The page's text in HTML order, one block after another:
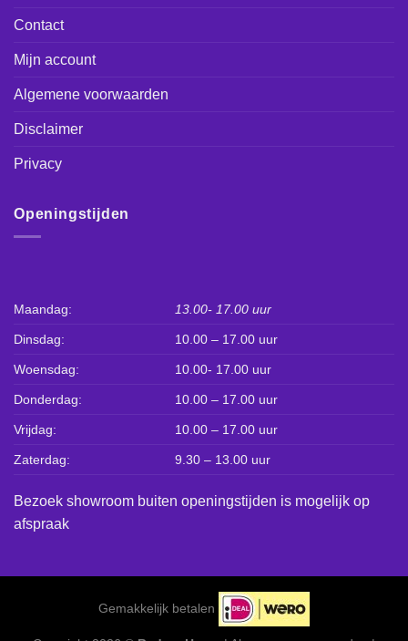
Contact
Mijn account
Algemene voorwaarden
Disclaimer
Privacy
Openingstijden
Maandag: 13.00- 17.00 uur
Dinsdag: 10.00 – 17.00 uur
Woensdag: 10.00- 17.00 uur
Donderdag: 10.00 – 17.00 uur
Vrijdag: 10.00 – 17.00 uur
Zaterdag: 9.30 – 13.00 uur
Bezoek showroom buiten openingstijden is mogelijk op
afspraak
Gemakkelijk betalen